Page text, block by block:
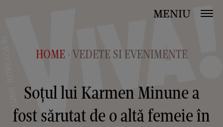
MENIU
HOME > VEDETE SI EVENIMENTE
Soțul lui Karmen Minune a
fost sărutat de o altă femeie în